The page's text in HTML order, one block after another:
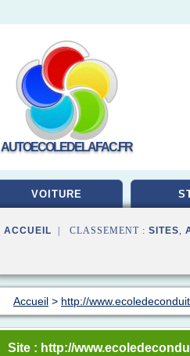
AUTOECOLEDELAFAC.FR
VOITURE
ACCUEIL | CLASSEMENT : SITES,
Accueil > http://
Site : http://